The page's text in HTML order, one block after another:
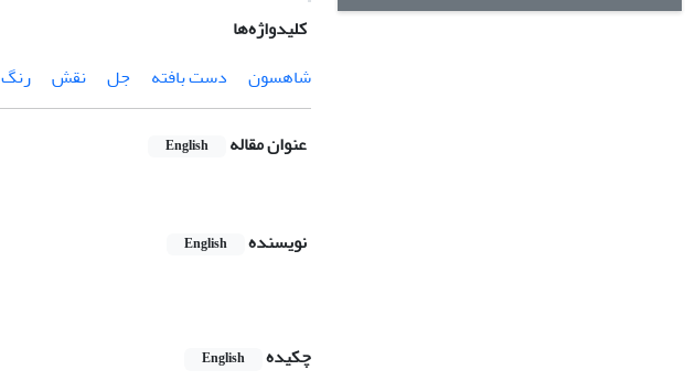
کلیدواژه‌ها
شاهسون
دست بافته جل نقش رنگ
عنوان مقاله English
نویسنده English
چکیده
English